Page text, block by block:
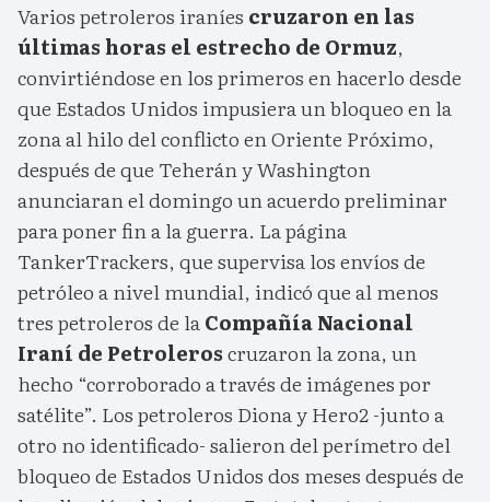
Varios petroleros iraníes cruzaron en las
últimas horas el estrecho de Ormuz,
convirtiéndose en los primeros en hacerlo desde
que Estados Unidos impusiera un bloqueo en la
zona al hilo del conflicto en Oriente Próximo,
después de que Teherán y Washington
anunciaran el domingo un acuerdo preliminar
para poner fin a la guerra. La página
TankerTrackers, que supervisa los envíos de
petróleo a nivel mundial, indicó que al menos
tres petroleros de laCompañía Nacional
Iraní de Petroleroscruzaron la zona, un
hecho “corroborado a través de imágenes por
satélite”. Los petroleros Diona y Hero2 -junto a
otro no identificado- salieron del perímetro del
bloqueo de Estados Unidos dos meses después de